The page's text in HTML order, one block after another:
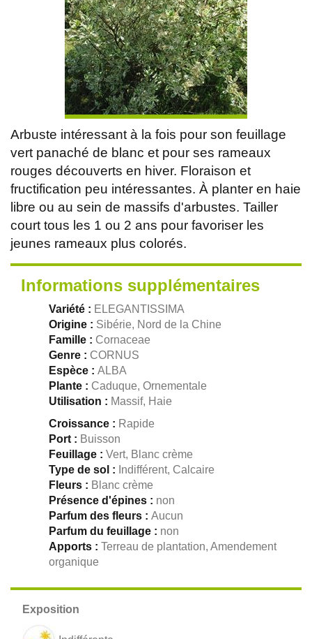
Arbuste intéressant à la fois pour son feuillage
vert panaché de blanc et pour ses rameaux
rouges découverts en hiver. Floraison et
fructification peu intéressantes. À planter en haie
libre ou au sein de massifs d'arbustes. Tailler
court tous les 1 ou 2 ans pour favoriser les
jeunes rameaux plus colorés.
Informations supplémentaires
Variété : ELEGANTISSIMA
Origine : Sibérie, Nord de la Chine
Famille : Cornaceae
Genre : CORNUS
Espèce : ALBA
Plante : Caduque, Ornementale
Utilisation : Massif, Haie
Croissance : Rapide
Port : Buisson
Feuillage : Vert, Blanc crème
Type de sol : Indifférent, Calcaire
Fleurs : Blanc crème
Présence d'épines : non
Parfum des fleurs : Aucun
Parfum du feuillage : non
Apports : Terreau de plantation, Amendement
organique